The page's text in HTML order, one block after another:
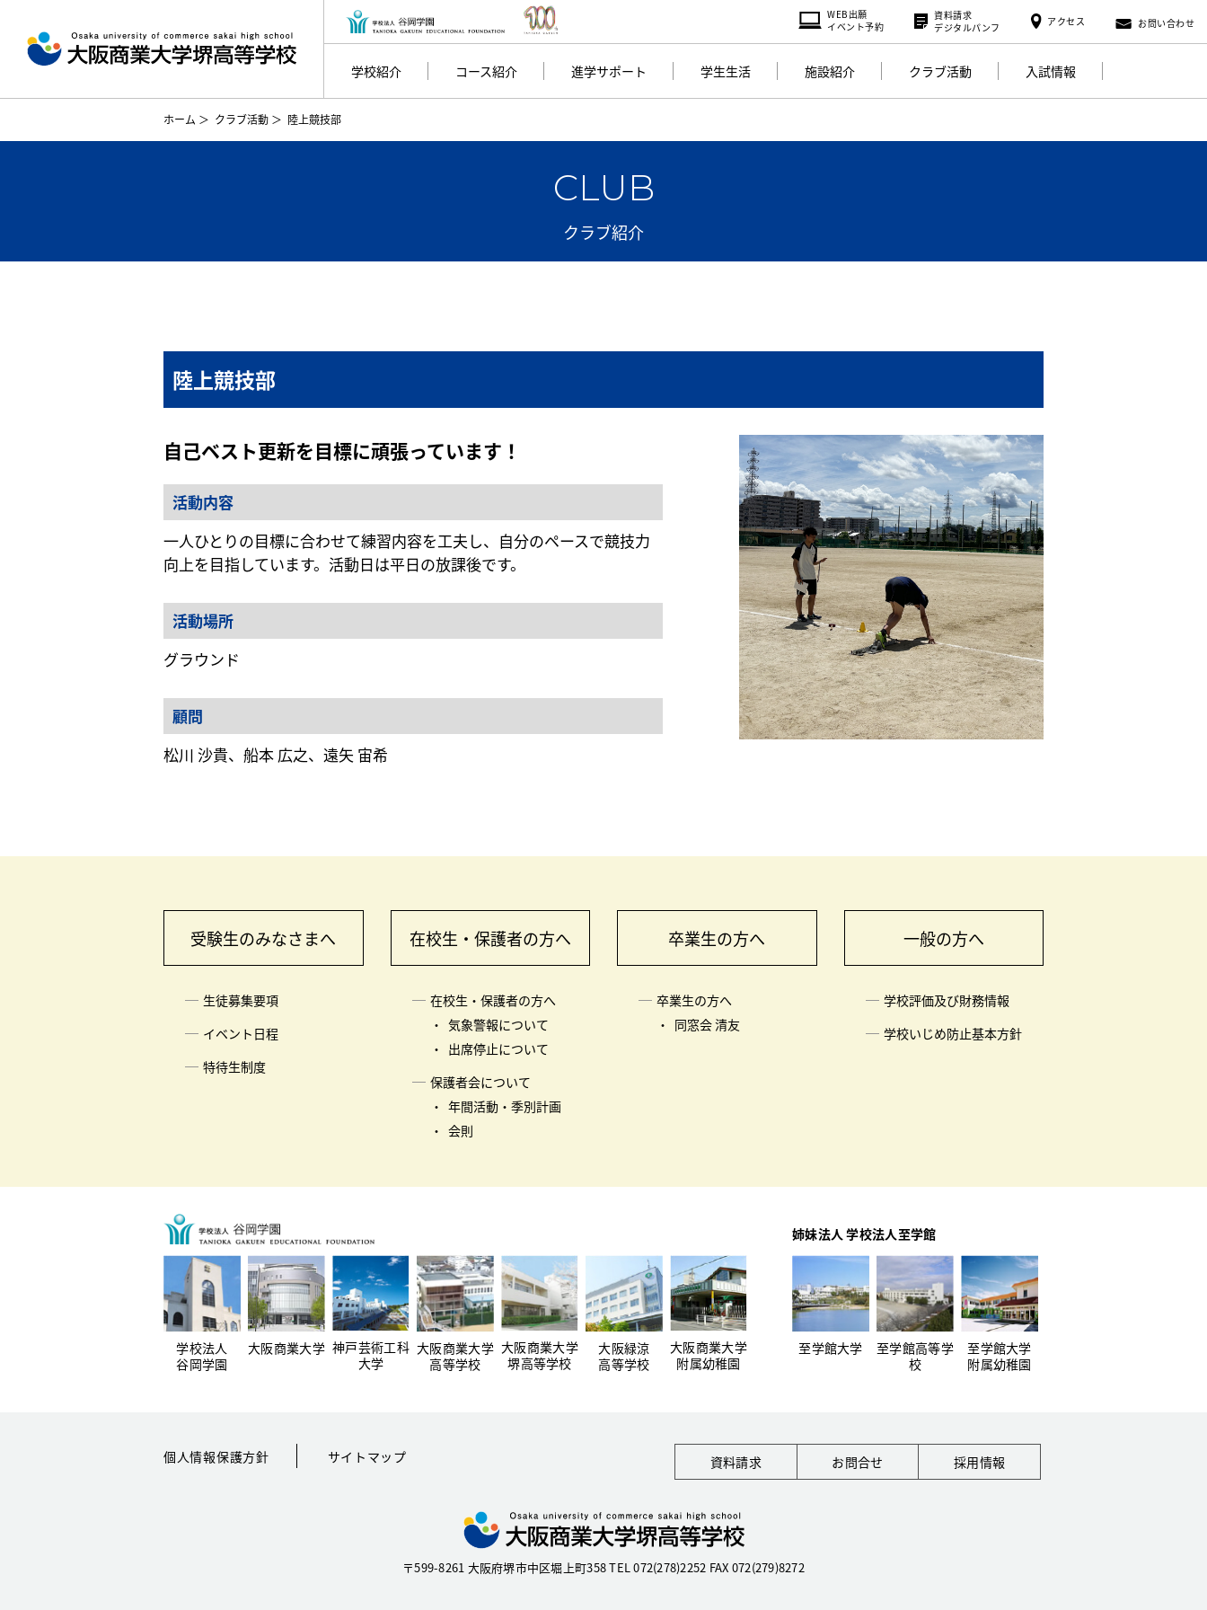
WEB出願
イベント予約
資料請求
デジタルパンフ
アクセス お問い合わせ
学校紹介 コース紹介 進学サポート 学生生活 施設紹介 クラブ活動 入試情報
ホーム ＞ クラブ活動 ＞ 陸上競技部
CLUB
クラブ紹介
陸上競技部
自己ベスト更新を目標に頑張っています！
活動内容
一人ひとりの目標に合わせて練習内容を工夫し、自分のペースで競技力
向上を目指しています。活動日は平日の放課後です。
活動場所
グラウンド
顧問
松川 沙貴、船本 広之、遠矢 宙希
受験生のみなさまへ
生徒募集要項
イベント日程
特待生制度
在校生・保護者の方へ
在校生・保護者の方へ
気象警報について
出席停止について
保護者会について
年間活動・季別計画
会則
卒業生の方へ
卒業生の方へ
同窓会 清友
一般の方へ
学校評価及び財務情報
学校いじめ防止基本方針
学校法人
谷岡学園
大阪商業大学 神戸芸術工科
大学
大阪商業大学
高等学校
大阪商業大学
堺高等学校
大阪緑涼
高等学校
大阪商業大学
附属幼稚園
姉妹法人 学校法人至学館
至学館大学
至学館高等学
校
至学館大学
附属幼稚園
個人情報保護方針 サイトマップ 資料請求 お問合せ 採用情報
〒599-8261 大阪府堺市中区堀上町358TEL 072(278)2252 FAX 072(279)8272